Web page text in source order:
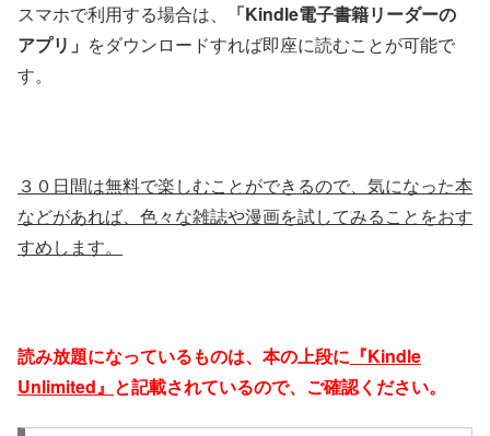
スマホで利用する場合は、
「Kindle電子書籍リーダーの
アプリ」 をダウンロードすれば即座に読むことが可能で
す。
３０日間は無料で楽しむことができるので、気になった本
などがあれば、色々な雑誌や漫画を試してみることをおす
すめします。
読み放題になっているものは、本の上段に 『Kindle
Unlimited』 と記載されているので、ご確認ください。